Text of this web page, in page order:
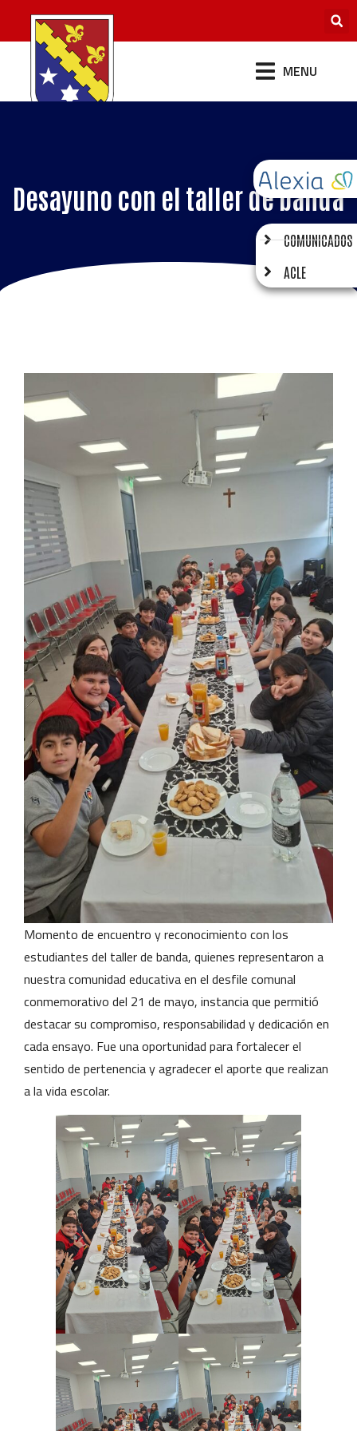
MENU
COMUNICADOS
ACLE
Desayuno con el taller de banda
Momento de encuentro y reconocimiento con los
estudiantes del taller de banda, quienes representaron a
nuestra comunidad educativa en el desfile comunal
conmemorativo del 21 de mayo, instancia que permitió
destacar su compromiso, responsabilidad y dedicación en
cada ensayo. Fue una oportunidad para fortalecer el
sentido de pertenencia y agradecer el aporte que realizan
a la vida escolar.